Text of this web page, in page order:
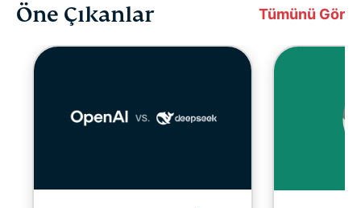
Öne Çıkanlar Tümünü Gör